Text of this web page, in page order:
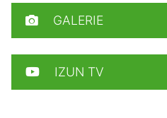
GALERIE
IZUN TV